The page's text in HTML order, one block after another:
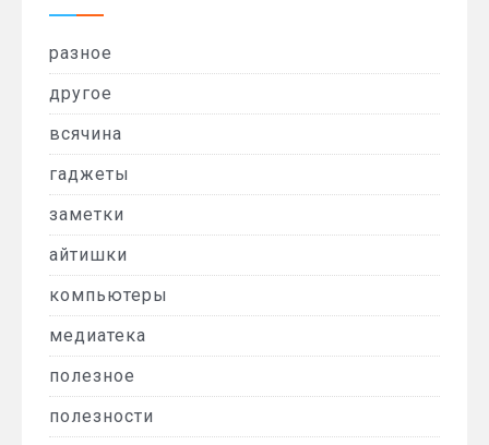
разное
другое
всячина
гаджеты
заметки
айтишки
компьютеры
медиатека
полезное
полезности